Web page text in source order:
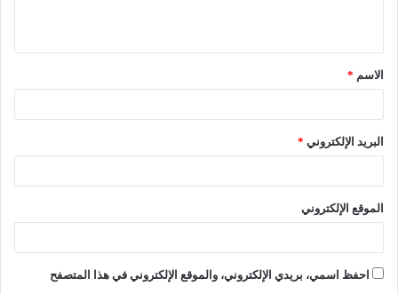
الاسم *
البريد الإلكتروني *
الموقع الإلكتروني
احفظ اسمي، بريدي الإلكتروني، والموقع الإلكتروني في هذا المتصفح